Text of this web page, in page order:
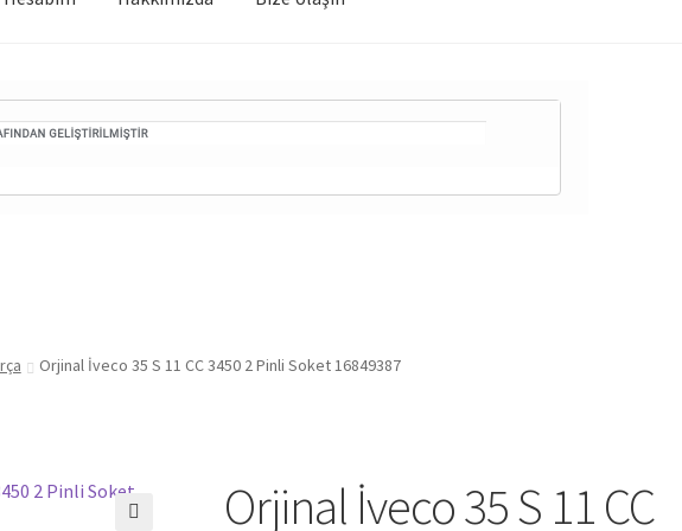
Orjinal İveco 35 S 11 CC 3450 2 Pinli Soket 16849387
Orjinal İveco 35 S 11 CC